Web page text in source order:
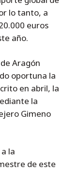
lo tanto, a
euros
año.
Aragón
oportuna la
en abril, la
la
Gimeno
la
de este